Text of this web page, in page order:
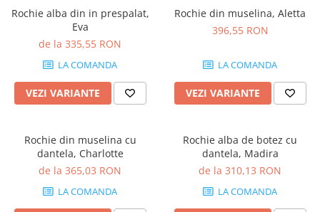
Rochie alba din in prespalat,
Eva
de la 335,55 RON
LA COMANDA
VEZI VARIANTE
Rochie din muselina, Aletta
396,55 RON
LA COMANDA
VEZI VARIANTE
Rochie din muselina cu
dantela, Charlotte
de la 365,03 RON
LA COMANDA
Rochie alba de botez cu
dantela, Madira
de la 310,13 RON
LA COMANDA